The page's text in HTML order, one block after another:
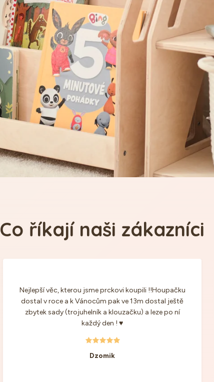
Co říkají naši zákazníci
Nejlepší věc, kterou jsme prckovi koupili !!Houpačku
dostal v roce a k Vánocům pak ve 13m dostal ještě
zbytek sady (trojuhelník a klouzačku) a leze po ní
každý den ! ♥️
Dzomik